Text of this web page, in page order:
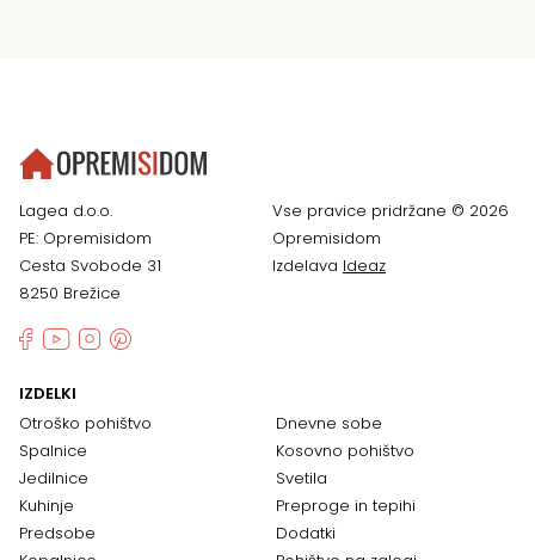
Lagea d.o.o.
PE: Opremisidom
Cesta Svobode 31
8250 Brežice
Vse pravice pridržane © 2026
Opremisidom
Izdelava Ideaz
IZDELKI
Otroško pohištvo
Spalnice
Jedilnice
Kuhinje
Predsobe
Dnevne sobe
Kosovno pohištvo
Svetila
Preproge in tepihi
Dodatki